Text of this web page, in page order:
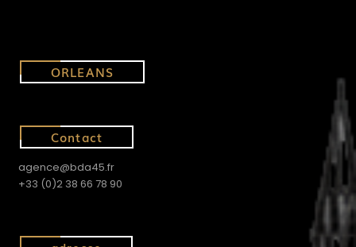
ORLEANS
Contact
agence@bda45.fr
+33 (0)2 38 66 78 90